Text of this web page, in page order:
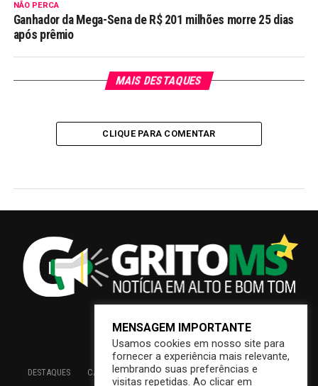
NÃO PERCA
Ganhador da Mega-Sena de R$ 201 milhões morre 25 dias
após prêmio
MAIS DESTAQUES
CLIQUE PARA COMENTAR
DESTAQUES CAMPO GRANDE BRASIL SAÚDE
ECONOMIA
MENSAGEM IMPORTANTE
Usamos cookies em nosso site para
fornecer a experiência mais relevante,
lembrando suas preferências e
visitas repetidas. Ao clicar em